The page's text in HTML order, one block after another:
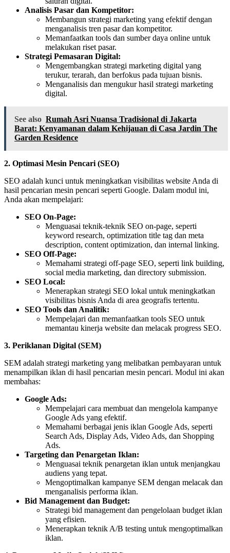
Analisis Pasar dan Kompetitor:
Membangun strategi marketing yang efektif dengan
menganalisis tren pasar dan kompetitor.
Memanfaatkan tools dan sumber daya online untuk
melakukan riset pasar.
Strategi Pemasaran Digital:
Mengembangkan strategi marketing digital yang
terukur, terarah, dan berfokus pada tujuan bisnis.
Menganalisis dan mengukur hasil strategi marketing
digital.
See also Rumah Asri Nuansa Tradisional di Jakarta
Barat: Kenyamanan dalam Kehijauan di Casa Jardin The
Garden Residence
2. Optimasi Mesin Pencari (SEO)
SEO adalah kunci untuk meningkatkan visibilitas website Anda di
hasil pencarian mesin pencari seperti Google. Dalam modul ini,
Anda akan mempelajari:
SEO On-Page:
Menguasai teknik-teknik SEO on-page, seperti
keyword research, optimization title tag dan meta
description, content optimization, dan internal linking.
SEO Off-Page:
Memahami strategi off-page SEO, seperti link building,
social media marketing, dan directory submission.
SEO Local:
Menerapkan strategi SEO lokal untuk meningkatkan
visibilitas bisnis Anda di area geografis tertentu.
SEO Tools dan Analitik:
Mempelajari dan memanfaatkan tools SEO untuk
memantau kinerja website dan melacak progress SEO.
3. Periklanan Digital (SEM)
SEM adalah strategi marketing yang melibatkan pembayaran untuk
menampilkan iklan di hasil pencarian mesin pencari. Modul ini akan
membahas:
Google Ads:
Mempelajari cara membuat dan mengelola kampanye
Google Ads yang efektif.
Memahami berbagai jenis iklan Google Ads, seperti
Search Ads, Display Ads, Video Ads, dan Shopping
Ads.
Targeting dan Penargetan Iklan:
Menguasai teknik penargetan iklan untuk menjangkau
audiens yang tepat.
Mengoptimalkan kampanye SEM dengan melacak dan
menganalisis performa iklan.
Bid Management dan Budget:
Strategi bid management dan pengelolaan budget iklan
yang efisien.
Menerapkan teknik A/B testing untuk mengoptimalkan
iklan.